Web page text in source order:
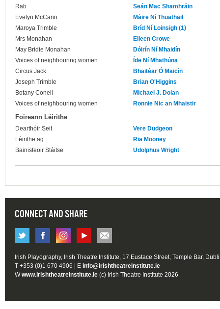
Rab
Seán Mac Shamhráin
Evelyn McCann
Máire Ní Thuathail
Maroya Trimble
Bríd Ní Loinsigh (1)
Mrs Monahan
Eileen Crowe
May Bridie Monahan
Dóirín Ní Mhaidín
Voices of neighbouring women
Íde Ní Mhathúna
Circus Jack
Bhaitéar Ó Maicín
Joseph Trimble
Brian O'Higgins
Botany Conell
Michael J. Dolan
Voices of neighbouring women
Ronnie Nic an Mhaistir
Foireann Léirithe
Dearthóir Seit
Vere Dudgeon
Léirithe ag
Ria Mooney
Bainisteoir Stáitse
Udolphus Wright
CONNECT AND SHARE
Irish Playography, Irish Theatre Institute, 17 Eustace Street, Temple Bar,
T +353 (0)1 670 4906 | E info@irishtheatreinstitute.ie
Wwww.irishtheatreinstitute.ie (c) Irish Theatre Institute 2026